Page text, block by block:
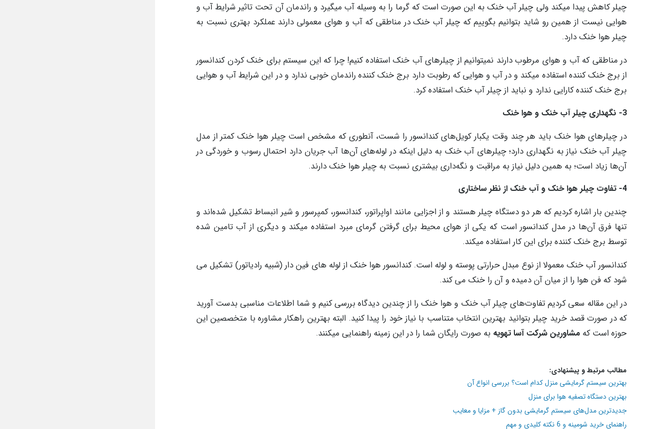
چیلر کاهش پیدا میکند ولی چیلر آب خنک به این صورت است که گرما را به وسیله آب میگیرد و راندمان آن تحت تاثیر شرایط آب و
هوایی نیست از همین رو شاید بتوانیم بگوییم که چیلر آب خنک در مناطقی که آب و هوای معمولی دارند عملکرد بهتری نسبت به
چیلر هوا خنک دارد.
در مناطقی که آب و هوای مرطوب دارند نمیتوانیم از چیلرهای آب خنک استفاده کنیم! چرا که این سیستم برای خنک کردن کندانسور
از برج خنک کننده استفاده میکند و در آب و هوایی که رطوبت دارد برج خنک کننده راندمان خوبی ندارد و در این شرایط آب و هوایی
برج خنک کننده کارایی ندارد و نباید از چیلر آب خنک استفاده کرد.
3- نگهداری چیلر آب خنک و هوا خنک
در چیلرهای هوا خنک باید هر چند وقت یکبار کویل‌های کندانسور را شست، آنطوری که مشخص است چیلر هوا خنک کمتر از مدل
چیلر آب خنک نیاز به نگهداری دارد؛ چیلرهای آب خنک به دلیل اینکه در لوله‌های آن‌ها آب جریان دارد احتمال رسوب و خوردگی در
آن‌ها زیاد است؛ به همین دلیل نیاز به مراقبت و نگه‌داری بیشتری نسبت به چیلر هوا خنک دارند.
4- تفاوت چیلر هوا خنک و آب خنک از نظر ساختاری
چندین بار اشاره کردیم که هر دو دستگاه چیلر هستند و از اجزایی مانند اواپراتور، کندانسور، کمپرسور و شیر انبساط تشکیل شده‌اند و
تنها فرق آن‌ها در مدل کندانسور است که یکی از هوای محیط برای گرفتن گرمای مبرد استفاده میکند و دیگری از آب تامین شده
توسط برج خنک کننده برای این کار استفاده میکند.
کندانسور آب خنک معمولا از نوع مبدل حرارتی پوسته و لوله است. کندانسور هوا خنک از لوله های فین دار (شبیه رادیاتور) تشکیل می
شود که فن هوا را از میان آن دمیده و آن را خنک می کند.
در این مقاله سعی کردیم تفاوت‌های چیلر آب خنک و هوا خنک را از چندین دیدگاه بررسی کنیم و شما اطلاعات مناسبی بدست آورید
که در صورت قصد خرید چیلر بتوانید بهترین انتخاب متناسب با نیاز خود را پیدا کنید. البته بهترین راهکار مشاوره با متخصصین این
حوزه است که مشاورین شرکت آسا تهویه به صورت رایگان شما را در این زمینه راهنمایی میکنند.
مطالب مرتبط و پیشنهادی:
بهترین سیستم گرمایشی منزل کدام است؟ بررسی انواع آن
بهترین دستگاه تصفیه هوا برای منزل
جدیدترین مدل‌های سیستم گرمایشی بدون گاز + مزایا و معایب
راهنمای خرید شومینه و 6 نکته کلیدی و مهم